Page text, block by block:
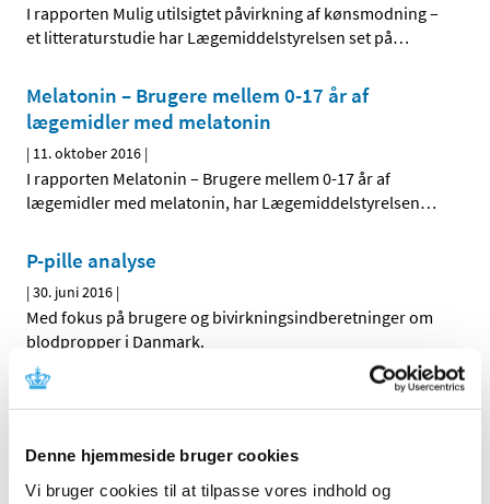
Denne hjemmeside bruger cookies
Vi bruger cookies til at tilpasse vores indhold og
I rapporten Mulig utilsigtet påvirkning af kønsmodning –
et litteraturstudie har Lægemiddelstyrelsen set på…
Melatonin – Brugere mellem 0-17 år af
lægemidler med melatonin
| 11. oktober 2016 |
I rapporten Melatonin – Brugere mellem 0-17 år af
lægemidler med melatonin, har Lægemiddelstyrelsen…
P-pille analyse
|30. juni 2016 |
Med fokus på brugere og bivirkningsindberetninger om
blodpropper i Danmark.
Årsrapport om børnevaccinations­programmet
|27. april 2016|
Lægemiddelstyrelsen, Sundhedsstyrelsen og Statens